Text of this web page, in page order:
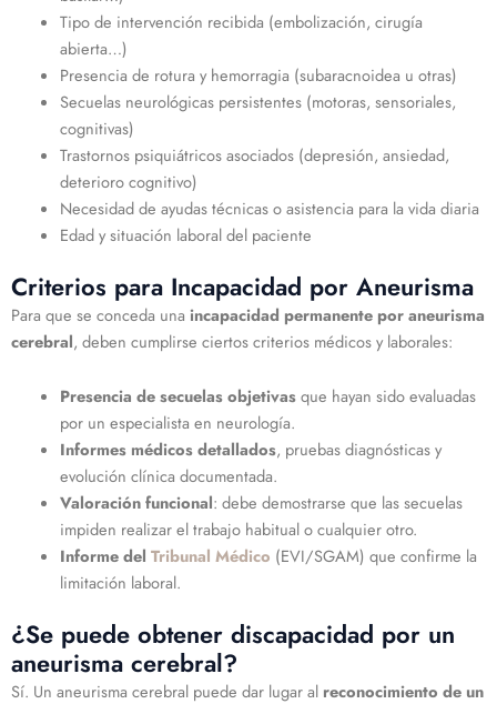
Tipo de intervención recibida (embolización, cirugía
abierta…)
Presencia de rotura y hemorragia (subaracnoidea u otras)
Secuelas neurológicas persistentes (motoras, sensoriales,
cognitivas)
Trastornos psiquiátricos asociados (depresión, ansiedad,
deterioro cognitivo)
Necesidad de ayudas técnicas o asistencia para la vida diaria
Edad y situación laboral del paciente
Criterios para Incapacidad por Aneurisma
Para que se conceda una incapacidad permanente por aneurisma
cerebral, deben cumplirse ciertos criterios médicos y laborales:
Presencia de secuelas objetivasque hayan sido evaluadas
por un especialista en neurología.
Informes médicos detallados, pruebas diagnósticas y
evolución clínica documentada.
Valoración funcional: debe demostrarse que las secuelas
impiden realizar el trabajo habitual o cualquier otro.
Informe del Tribunal Médico (EVI/SGAM) que confirme la
limitación laboral.
¿Se puede obtener discapacidad por un
aneurisma cerebral?
Sí. Un aneurisma cerebral puede dar lugar al reconocimiento de un